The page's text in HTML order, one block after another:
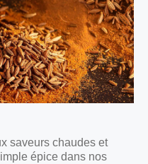
saveurs chaudes et
épice dans nos